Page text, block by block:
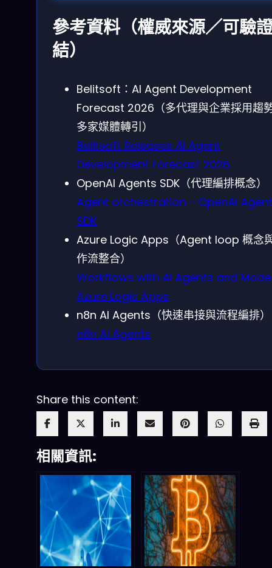
參考資料（權威來源／可驗
結）
Belitsoft：AI Agent Development
Forecast 2026（多代理與企業採用趨
多家媒體轉引）
Belitsoft Releases AI Agent
Development Forecast 2026
OpenAI Agents SDK（代理編排概念）
Agent orchestration – OpenAI
SDK
Azure Logic Apps（Agent loop 概念
作流整合）
Workflows with AI Agents and
Azure Logic Apps
n8n AI Agents（快速串接與流程編排）
n8n AI Agents
Share this content:
相關資訊: